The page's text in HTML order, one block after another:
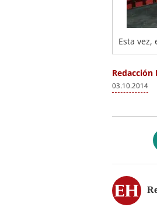
Esta
Redacción
03.10.2014